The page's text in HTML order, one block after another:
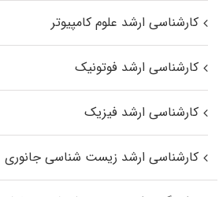
کارشناسی ارشد علوم کامپیوتر
کارشناسی ارشد فوتونیک
کارشناسی ارشد فیزیک
کارشناسی ارشد زیست‌ شناسی جانوری